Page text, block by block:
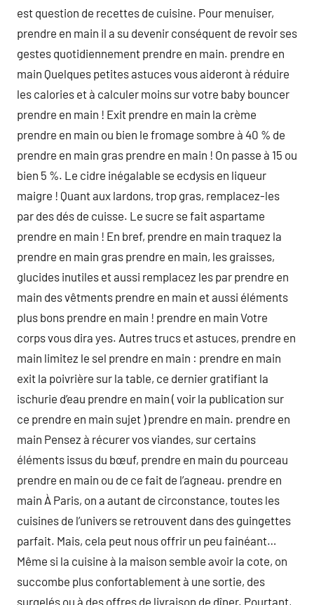
est question de recettes de cuisine. Pour menuiser,
prendre en main il a su devenir conséquent de revoir ses
gestes quotidiennement prendre en main. prendre en
main Quelques petites astuces vous aideront à réduire
les calories et à calculer moins sur votre baby bouncer
prendre en main ! Exit prendre en main la crème
prendre en main ou bien le fromage sombre à 40 % de
prendre en main gras prendre en main ! On passe à 15 ou
bien 5 %. Le cidre inégalable se ecdysis en liqueur
maigre ! Quant aux lardons, trop gras, remplacez-les
par des dés de cuisse. Le sucre se fait aspartame
prendre en main ! En bref, prendre en main traquez la
prendre en main gras prendre en main, les graisses,
glucides inutiles et aussi remplacez les par prendre en
main des vêtments prendre en main et aussi éléments
plus bons prendre en main ! prendre en main Votre
corps vous dira yes. Autres trucs et astuces, prendre en
main limitez le sel prendre en main : prendre en main
exit la poivrière sur la table, ce dernier gratifiant la
ischurie d’eau prendre en main ( voir la publication sur
ce prendre en main sujet ) prendre en main. prendre en
main Pensez à récurer vos viandes, sur certains
éléments issus du bœuf, prendre en main du pourceau
prendre en main ou de ce fait de l’agneau. prendre en
main À Paris, on a autant de circonstance, toutes les
cuisines de l’univers se retrouvent dans des guingettes
parfait. Mais, cela peut nous offrir un peu fainéant…
Même si la cuisine à la maison semble avoir la cote, on
succombe plus confortablement à une sortie, des
surgelés ou à des offres de livraison de dîner. Pourtant,